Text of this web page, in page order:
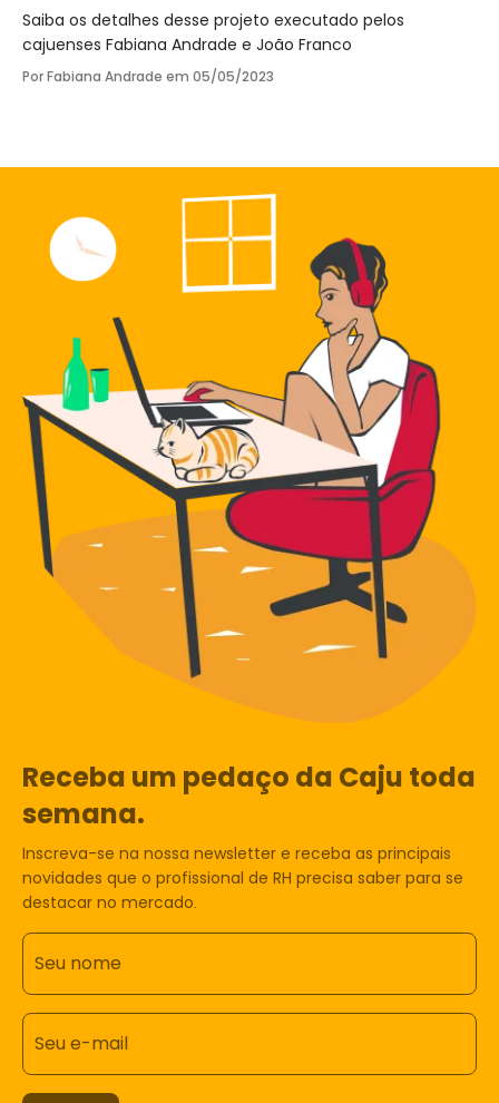
Saiba os detalhes desse projeto executado pelos
cajuenses Fabiana Andrade e João Franco
Por Fabiana Andrade em 05/05/2023
Receba um pedaço da Caju toda
semana.
Inscreva-se na nossa newsletter e receba as principais
novidades que o profissional de RH precisa saber para se
destacar no mercado.
Seu nome
Seu e-mail